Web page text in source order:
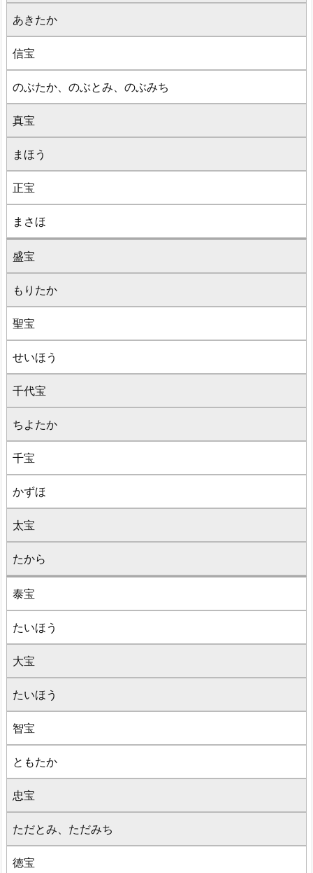
あきたか
信宝
のぶたか、のぶとみ、のぶみち
真宝
まほう
正宝
まさほ
盛宝
もりたか
聖宝
せいほう
千代宝
ちよたか
千宝
かずほ
太宝
たから
泰宝
たいほう
大宝
たいほう
智宝
ともたか
忠宝
ただとみ、ただみち
徳宝